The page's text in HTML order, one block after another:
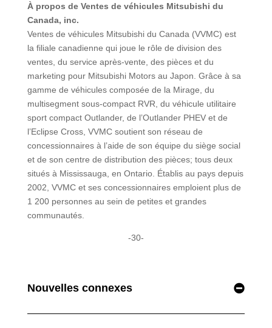
À propos de Ventes de véhicules Mitsubishi du
Canada, inc.
Ventes de véhicules Mitsubishi du Canada (VVMC) est
la filiale canadienne qui joue le rôle de division des
ventes, du service après-vente, des pièces et du
marketing pour Mitsubishi Motors au Japon. Grâce à sa
gamme de véhicules composée de la Mirage, du
multisegment sous-compact RVR, du véhicule utilitaire
sport compact Outlander, de l’Outlander PHEV et de
l’Eclipse Cross, VVMC soutient son réseau de
concessionnaires à l’aide de son équipe du siège social
et de son centre de distribution des pièces; tous deux
situés à Mississauga, en Ontario. Établis au pays depuis
2002, VVMC et ses concessionnaires emploient plus de
1 200 personnes au sein de petites et grandes
communautés.
-30-
Nouvelles connexes